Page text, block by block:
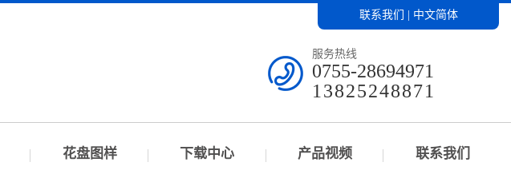
联系我们 中文简体
服务热线
0755-28694971
13825248871
花盘图样 下载中心 产品视频 联系我们